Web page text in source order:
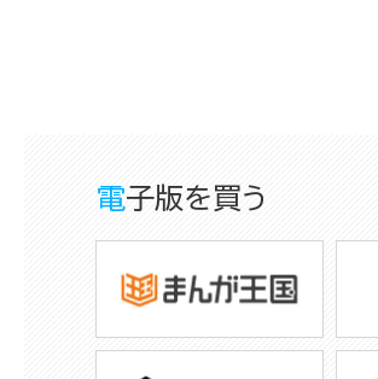
電子版を買う